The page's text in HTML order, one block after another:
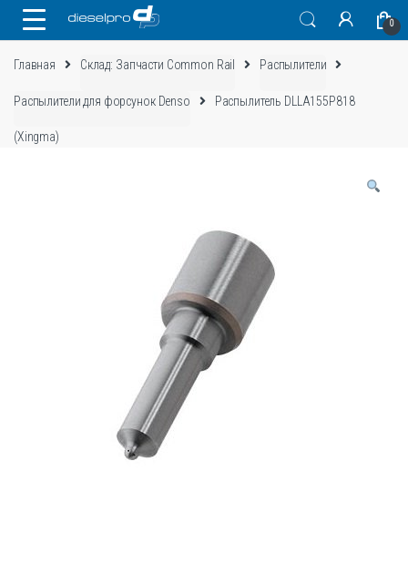
0
Главная Склад: Запчасти Common Rail Распылители
Распылители для форсунок Denso Распылитель DLLA155P818
(Xingma)